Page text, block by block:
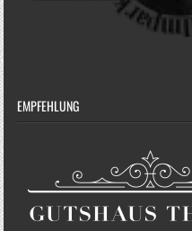
EMPFEHLUNG